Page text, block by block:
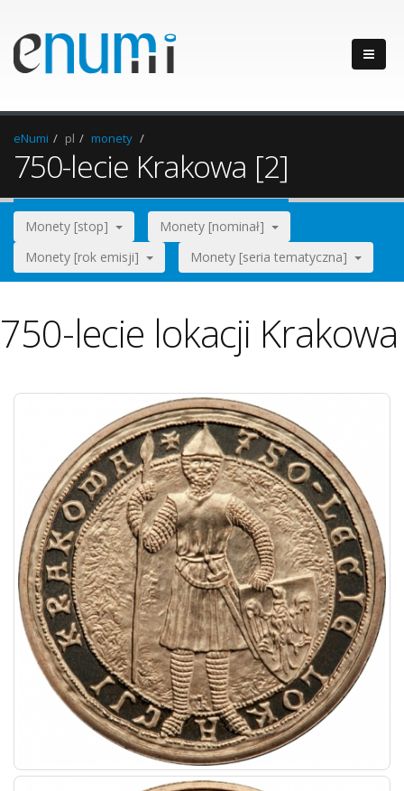
eNumi pl monety
750-lecie Krakowa [2]
Monety [stop]
Monety [nominał]
Monety [rok emisji]
Monety [seria tematyczna]
750-lecie lokacji Krakowa